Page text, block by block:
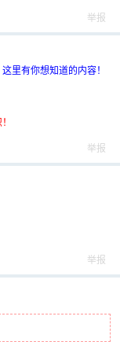
举报
里有你想知道的内容！
举报
举报